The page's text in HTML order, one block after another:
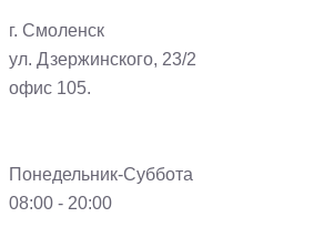
г. Смоленск
ул. Дзержинского, 23/2
офис 105.
Понедельник-Суббота
08:00 - 20:00